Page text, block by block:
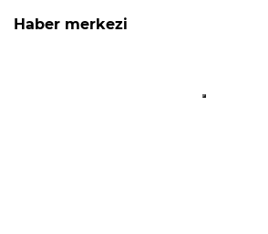
Haber merkezi